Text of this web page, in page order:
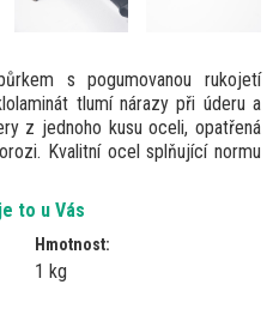
s pogumovanou rukojetí
tlumí nárazy při úderu a
z jednoho kusu oceli, opatřená
Kvalitní ocel splňující normu
to u Vás
Hmotnost:
1 kg